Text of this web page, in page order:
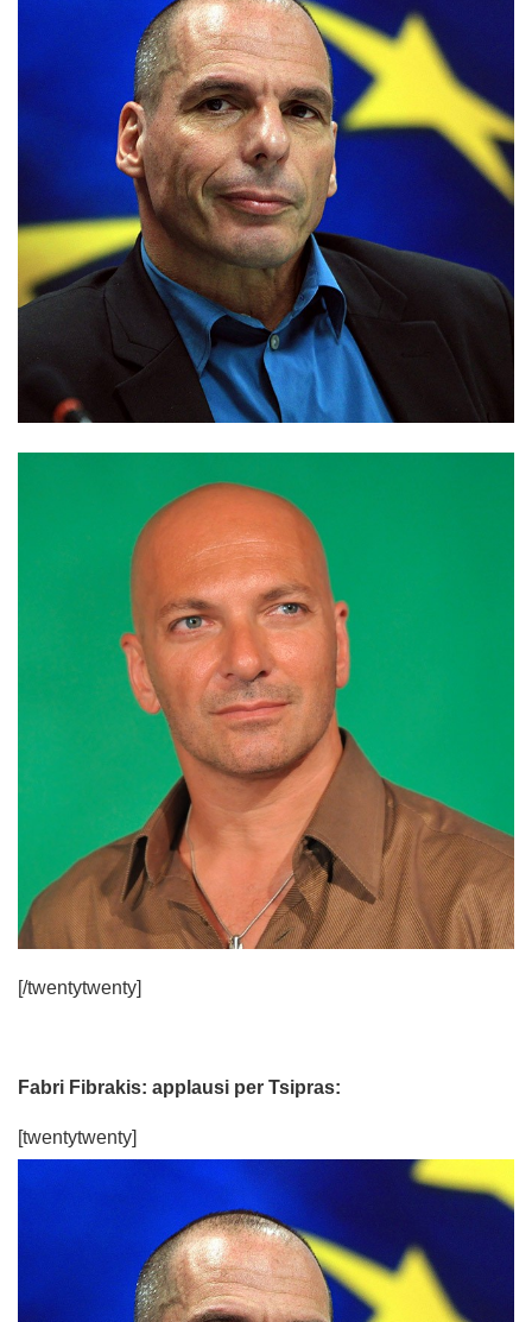
[/twentytwenty]
Fabri Fibrakis: applausi per Tsipras:
[twentytwenty]